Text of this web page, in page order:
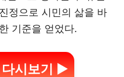
정으로 시민의 삶을 바
기준을 얻었다.
다시보기 ▶